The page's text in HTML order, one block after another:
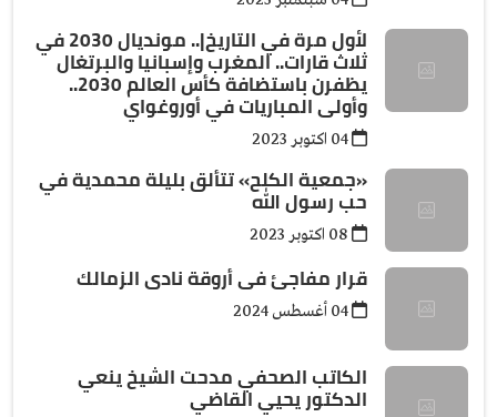
لأول مرة في التاريخ|.. مونديال 2030 في
ثلاث قارات.. المغرب وإسبانيا والبرتغال
يظفرن باستضافة كأس العالم 2030..
وأولى المباريات في أوروغواي
«جمعية الكلح» تتألق بليلة محمدية في
حب رسول الله
قرار مفاجئ فى أروقة نادى الزمالك
الكاتب الصحفي مدحت الشيخ ينعي
الدكتور يحيي القاضي